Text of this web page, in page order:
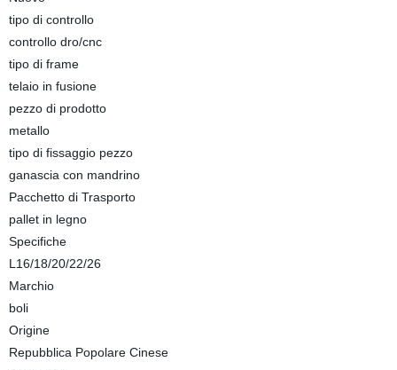
tipo di controllo
controllo dro/cnc
tipo di frame
telaio in fusione
pezzo di prodotto
metallo
tipo di fissaggio pezzo
ganascia con mandrino
Pacchetto di Trasporto
pallet in legno
Specifiche
L16/18/20/22/26
Marchio
boli
Origine
Repubblica Popolare Cinese